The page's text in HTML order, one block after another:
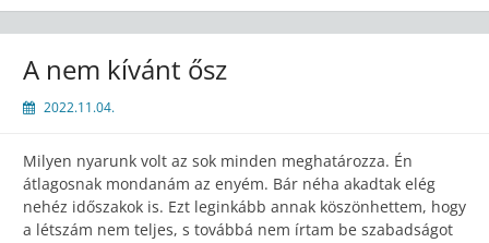
A nem kívánt ősz
2022.11.04.
Milyen nyarunk volt az sok minden meghatározza. Én
átlagosnak mondanám az enyém. Bár néha akadtak elég
nehéz időszakok is. Ezt leginkább annak köszönhettem, hogy
a létszám nem teljes, s továbbá nem írtam be szabadságot